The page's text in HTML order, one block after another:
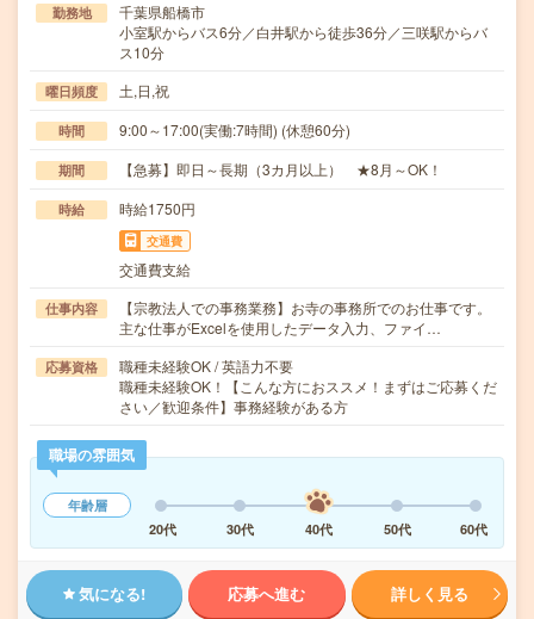
勤務地
千葉県船橋市
小室駅からバス6分／白井駅から徒歩36分／三咲駅からバ
ス10分
曜日頻度 土,日,祝
時間 9:00～17:00(実働:7時間) (休憩60分)
期間 【急募】即日～長期（3カ月以上） ★8月～OK！
時給 時給1750円
交通費
交通費支給
仕事内容
【宗教法人での事務業務】お寺の事務所でのお仕事です。
主な仕事がExcelを使用したデータ入力、ファイ…
応募資格
職種未経験OK / 英語力不要
職種未経験OK！【こんな方におススメ！まずはご応募くだ
さい／歓迎条件】事務経験がある方
職場の雰囲気
年齢層
20代
30代 40代 50代 60代
気になる! 応募へ進む 詳しく見る